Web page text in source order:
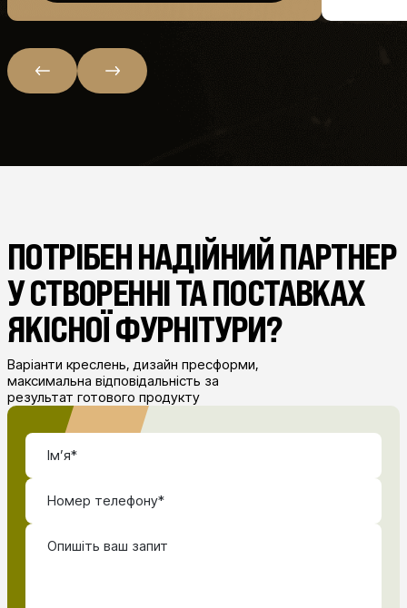
ПОТРІБЕН НАДІЙНИЙ ПАРТНЕР
У СТВОРЕННІ ТА ПОСТАВКАХ
ЯКІСНОЇ ФУРНІТУРИ?
Варіанти креслень, дизайн пресформи,
максимальна відповідальність за
результат готового продукту